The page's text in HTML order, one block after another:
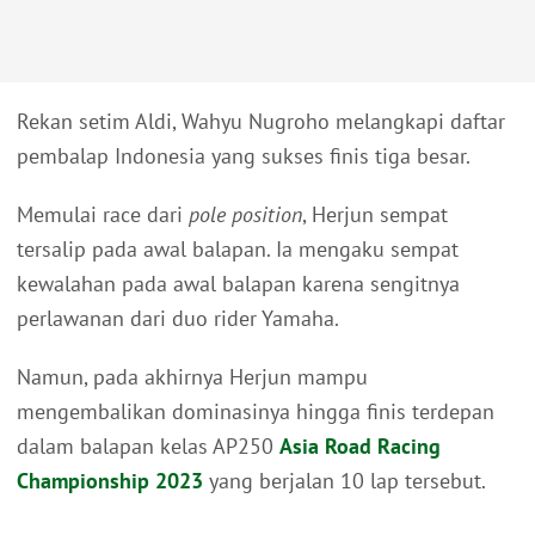
Rekan setim Aldi, Wahyu Nugroho melangkapi daftar
pembalap Indonesia yang sukses finis tiga besar.
Memulai race dari pole position, Herjun sempat
tersalip pada awal balapan. Ia mengaku sempat
kewalahan pada awal balapan karena sengitnya
perlawanan dari duo rider Yamaha.
Namun, pada akhirnya Herjun mampu
mengembalikan dominasinya hingga finis terdepan
dalam balapan kelas AP250 Asia Road Racing
Championship 2023 yang berjalan 10 lap tersebut.